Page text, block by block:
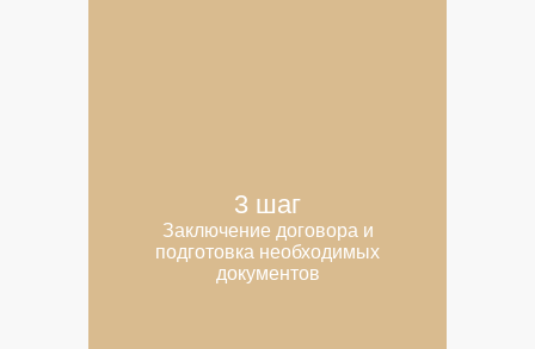
3 шаг
Заключение договора и
подготовка необходимых
документов